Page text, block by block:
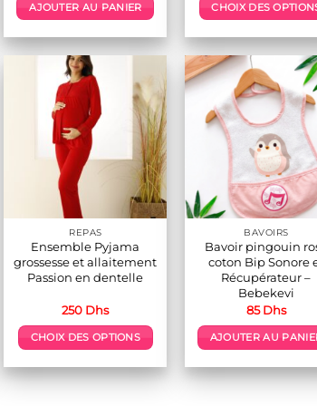
AJOUTER AU PANIER CHOIX DES
produit
Les
options
peuvent
être
choisies
sur
la
page
du
produit
REPAS
Ensemble Pyjama
grossesse et allaitement
Passion en dentelle
250 Dhs
CHOIX DES OPTIONS
produit
BAVOIRS
Bavoir pingouin
coton Bip Sonore
Récupérateur –
Bebekevi
85Dhs
AJOUTER AU